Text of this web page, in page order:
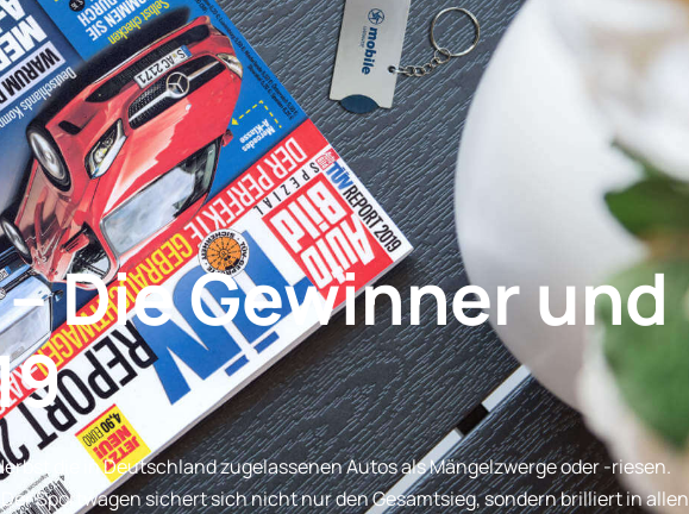
Die Gewinner und
die in Deutschland zugelassenen Autos als Mängelzwerge oder -riesen.
Sportwagen sichert sich nicht nur den Gesamtsieg, sondern brilliert in allen